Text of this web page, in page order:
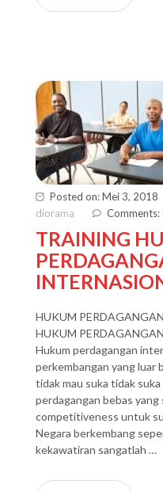
Posted on: Mei 3, 2018
diorama
Comments:
TRAINING
HUKUM
HUKUM
Hukum perdagangan
perkembangan yang luar
tidak mau suka tidak
perdagangan bebas
competitiveness untuk
Negara berkembang
kekawatiran sangatlah …